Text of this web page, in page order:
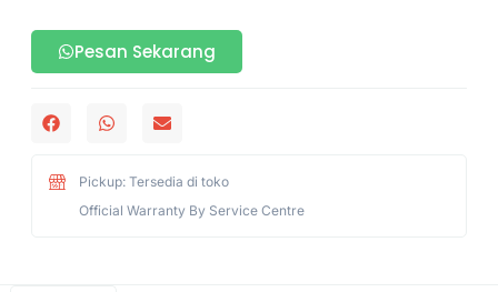
Pesan Sekarang
Pickup: Tersedia di toko
Official Warranty By Service Centre